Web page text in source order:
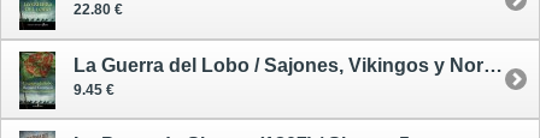
22.80 €
La Guerra del Lobo / Sajones, Vikingos y Normandos 11 - tapa blanda
9.45 €